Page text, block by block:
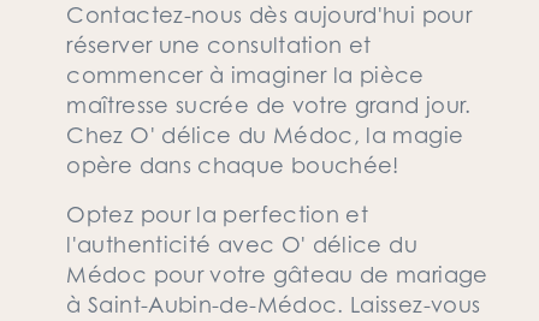
Contactez-nous dès aujourd'hui pour
réserver une consultation et
commencer à imaginer la pièce
maîtresse sucrée de votre grand jour.
Chez O' délice du Médoc, la magie
opère dans chaque bouchée!
Optez pour la perfection et
l'authenticité avec O' délice du
Médoc pour votre gâteau de mariage
à Saint-Aubin-de-Médoc. Laissez-vous